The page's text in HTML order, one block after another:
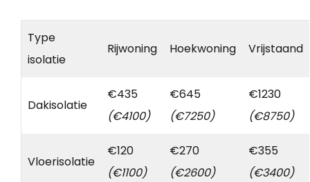
Type
isolatie
Rijwoning Hoekwoning Vrijstaand
Dakisolatie
€435
(€4100)
€645
(€7250)
€1230
(€8750)
Vloerisolatie
€120
(€1100)
€270
(€2600)
€355
(€3400)